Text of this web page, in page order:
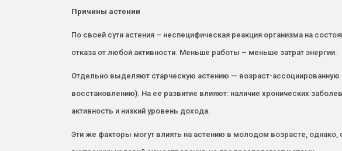
Причины астении
По своей сути астения – неспецифическая реакция организма на
отказа от любой активности. Меньше работы – меньше затрат энергии.
Отдельно выделяют старческую астению — возраст-ассоциированную
восстановлению). На ее развитие влияют: наличие хронических
активность и низкий уровень дохода.
Эти же факторы могут влиять на астению в молодом возрасте,